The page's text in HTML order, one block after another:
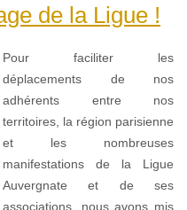
de la Ligue !
Pour faciliter les
déplacements de nos
adhérents entre nos
territoires, la région parisienne
et les nombreuses
manifestations de la Ligue
Auvergnate et de ses
associations, nous avons mis